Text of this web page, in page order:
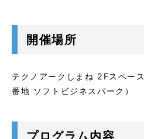
開催場所
テクノアークしまね 2Fスペー
番地 ソフトビジネスパーク）
プログラム内容